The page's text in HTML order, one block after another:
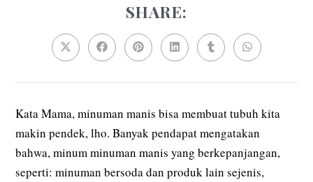
SHARE:
Opens
in
new
Opens
in
new
Opens
in
new
Opens
in
new
Opens
in
new
Opens
in
new
Kata Mama, minuman manis bisa membuat tubuh kita
makin pendek, lho. Banyak pendapat mengatakan
bahwa, minum minuman manis yang berkepanjangan,
seperti: minuman bersoda dan produk lain sejenis,